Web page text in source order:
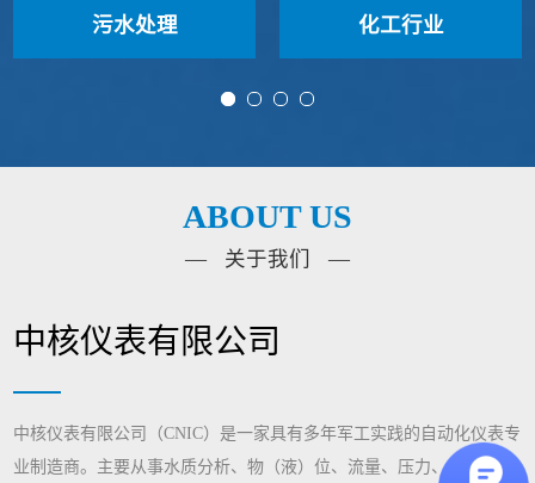
污水处理 化工行业
ABOUT US
— 关于我们 —
中核仪表有限公司
中核仪表有限公司（CNIC）是一家具有多年军工实践的自动化仪表专
业制造商。主要从事水质分析、物（液）位、流量、压力、显示记录